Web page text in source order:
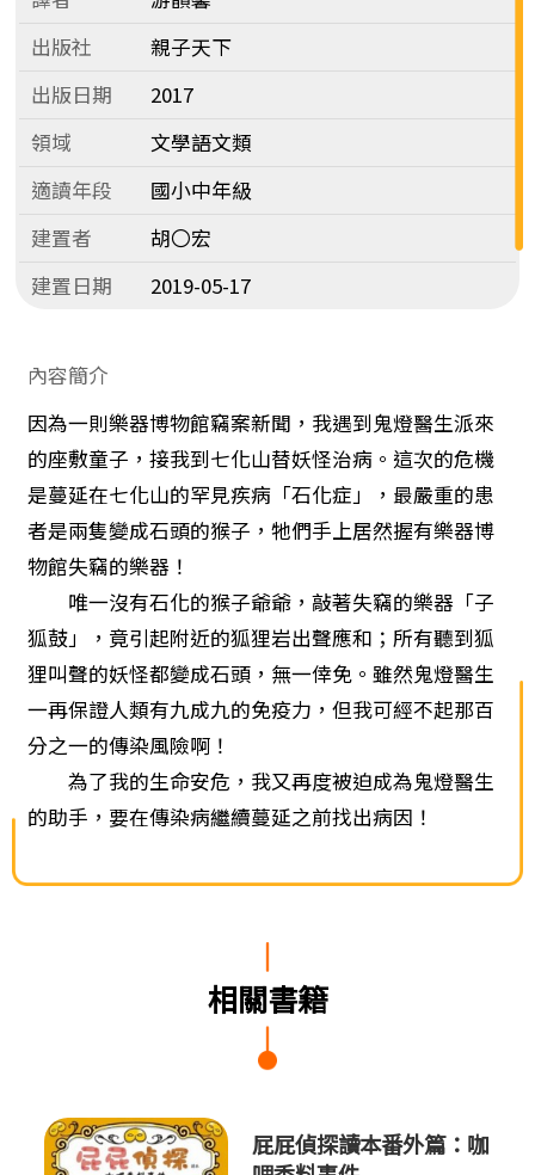
出版社
親子天下
出版日期
2017
領域
文學語文類
適讀年段
國小中年級
建置者
胡〇宏
建置日期
2019-05-17
內容簡介
因為一則樂器博物館竊案新聞，我遇到鬼燈醫生派來
的座敷童子，接我到七化山替妖怪治病。這次的危機
是蔓延在七化山的罕見疾病「石化症」，最嚴重的患
者是兩隻變成石頭的猴子，牠們手上居然握有樂器博
物館失竊的樂器！
唯一沒有石化的猴子爺爺，敲著失竊的樂器「子
狐鼓」，竟引起附近的狐狸岩出聲應和；所有聽到狐
狸叫聲的妖怪都變成石頭，無一倖免。雖然鬼燈醫生
一再保證人類有九成九的免疫力，但我可經不起那百
分之一的傳染風險啊！
為了我的生命安危，我又再度被迫成為鬼燈醫生
的助手，要在傳染病繼續蔓延之前找出病因！
相關書籍
屁屁偵探讀本番外篇：咖